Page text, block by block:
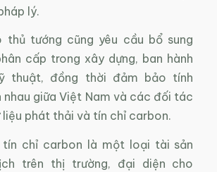
lý.
thủ tướng cũng yêu cầu bổ sung
cấp trong xây dựng, ban hành
thuật, đồng thời đảm bảo tính
nhau giữa Việt Nam và các đối tác
phát thải và tín chỉ carbon.
tín chỉ carbon là một loại tài sản
trên thị trường, đại diện cho